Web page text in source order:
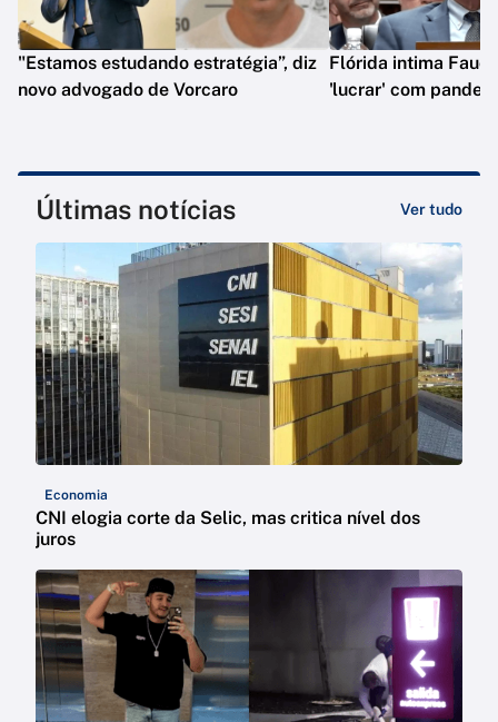
"Estamos estudando estratégia”, diz
novo advogado de Vorcaro
Flórida intima
'lucrar' com
Últimas notícias Ver tudo
Economia
CNI elogia corte da Selic, mas critica nível dos
juros